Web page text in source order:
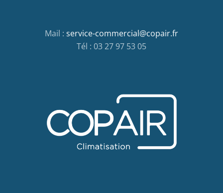
Mail : service-commercial@copair.fr
Tél : 03 27 97 53 05